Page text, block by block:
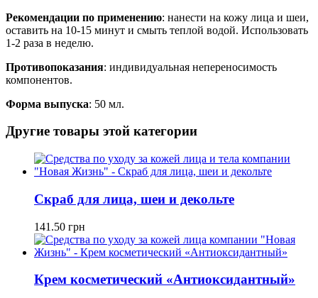
Рекомендации по применению: нанести на кожу лица и шеи,
оставить на 10-15 минут и смыть теплой водой. Использовать
1-2 раза в неделю.
Противопоказания: индивидуальная непереносимость
компонентов.
Форма выпуска: 50 мл.
Другие товары этой категории
Скраб для лица, шеи и декольте
141.50 грн
Крем косметический «Антиоксидантный»